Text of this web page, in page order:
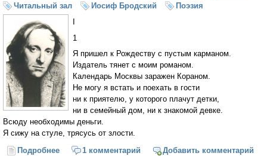
Читальный зал Иосиф Бродский
Поэзия
1
Я пришел к Рождеству с пустым карманом.
Издатель тянет с моим романом.
Календарь Москвы заражен Кораном.
Не могу я встать и поехать в гости
ни к приятелю, у которого плачут детки,
ни в семейный дом, ни к знакомой девке.
Всюду необходимы деньги.
Я сижу на стуле, трясусь от злости.
Подробнее о Речь о пролитом молоке (Иосиф Бродский)
1 комментарий Добавить комментарий